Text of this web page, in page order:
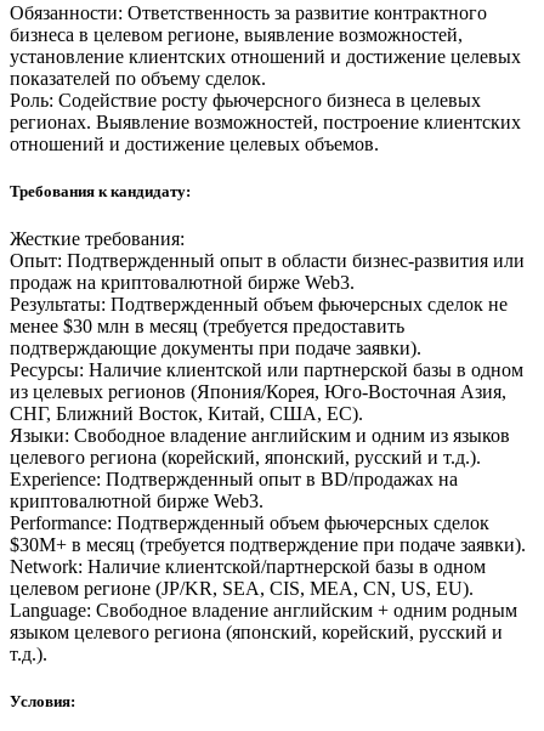
Обязанности: Ответственность за развитие контрактного
бизнеса в целевом регионе, выявление возможностей,
установление клиентских отношений и достижение целевых
показателей по объему сделок.
Роль: Содействие росту фьючерсного бизнеса в целевых
регионах. Выявление возможностей, построение клиентских
отношений и достижение целевых объемов.
Требования к кандидату:
Жесткие требования:
Опыт: Подтвержденный опыт в области бизнес-развития или
продаж на криптовалютной бирже Web3.
Результаты: Подтвержденный объем фьючерсных сделок не
менее $30 млн в месяц (требуется предоставить
подтверждающие документы при подаче заявки).
Ресурсы: Наличие клиентской или партнерской базы в одном
из целевых регионов (Япония/Корея, Юго-Восточная Азия,
СНГ, Ближний Восток, Китай, США, ЕС).
Языки: Свободное владение английским и одним из языков
целевого региона (корейский, японский, русский и т.д.).
Experience: Подтвержденный опыт в BD/продажах на
криптовалютной бирже Web3.
Performance: Подтвержденный объем фьючерсных сделок
$30M+ в месяц (требуется подтверждение при подаче заявки).
Network: Наличие клиентской/партнерской базы в одном
целевом регионе (JP/KR, SEA, CIS, MEA, CN, US, EU).
Language: Свободное владение английским + одним родным
языком целевого региона (японский, корейский, русский и
т.д.).
Условия: